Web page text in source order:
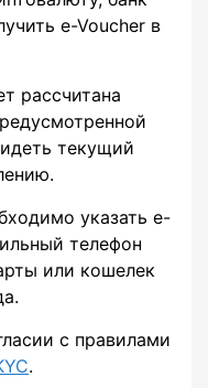
e-Voucher в
рассчитана
текущий
указать e-
телефон
или кошелек
с правилами
.